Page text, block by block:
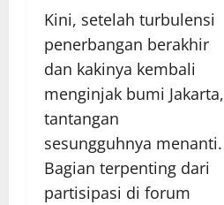
Kini, setelah turbulensi
penerbangan berakhir
dan kakinya kembali
menginjak bumi Jakarta,
tantangan
sesungguhnya menanti.
Bagian terpenting dari
partisipasi di forum